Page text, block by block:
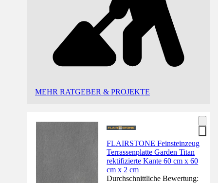
MEHR RATGEBER & PROJEKTE
FLAIRSTONE Feinsteinzeug
Terrassenplatte Garden Titan
rektifizierte Kante 60 cm x 60
cm x 2 cm
Durchschnittliche Bewertung: